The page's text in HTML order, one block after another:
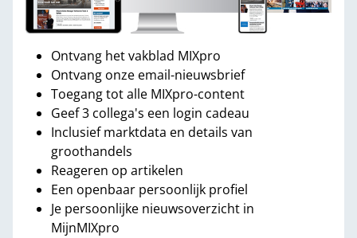
Ontvang het vakblad MIXpro
Ontvang onze email-nieuwsbrief
Toegang tot alle MIXpro-content
Geef 3 collega's een login cadeau
Inclusief marktdata en details van
groothandels
Reageren op artikelen
Een openbaar persoonlijk profiel
Je persoonlijke nieuwsoverzicht in
MijnMIXpro